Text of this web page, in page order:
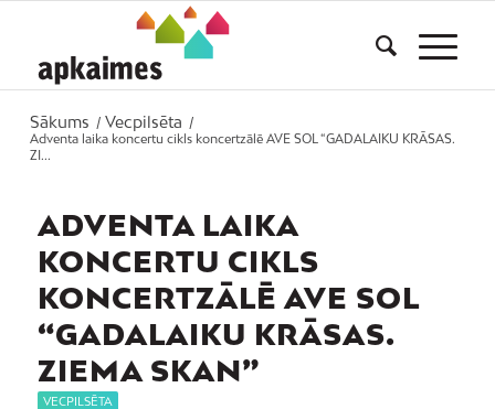
Sākums / Vecpilsēta
/
Adventa laika koncertu cikls koncertzālē AVE SOL “GADALAIKU KRĀSAS.
ZI...
ADVENTA LAIKA
KONCERTU CIKLS
KONCERTZĀLĒ AVE SOL
“GADALAIKU KRĀSAS.
ZIEMA SKAN”
VECPILSĒTA